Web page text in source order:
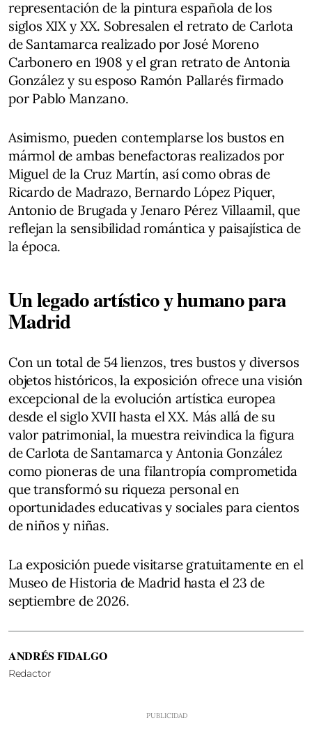
representación de la pintura española de los
siglos XIX y XX. Sobresalen el retrato de Carlota
de Santamarca realizado por José Moreno
Carbonero en 1908 y el gran retrato de Antonia
González y su esposo Ramón Pallarés firmado
por Pablo Manzano.
Asimismo, pueden contemplarse los bustos en
mármol de ambas benefactoras realizados por
Miguel de la Cruz Martín, así como obras de
Ricardo de Madrazo, Bernardo López Piquer,
Antonio de Brugada y Jenaro Pérez Villaamil, que
reflejan la sensibilidad romántica y paisajística de
la época.
Un legado artístico y humano para
Madrid
Con un total de 54 lienzos, tres bustos y diversos
objetos históricos, la exposición ofrece una visión
excepcional de la evolución artística europea
desde el siglo XVII hasta el XX. Más allá de su
valor patrimonial, la muestra reivindica la figura
de Carlota de Santamarca y Antonia González
como pioneras de una filantropía comprometida
que transformó su riqueza personal en
oportunidades educativas y sociales para cientos
de niños y niñas.
La exposición puede visitarse gratuitamente en el
Museo de Historia de Madrid hasta el 23 de
septiembre de 2026.
ANDRÉS FIDALGO
Redactor